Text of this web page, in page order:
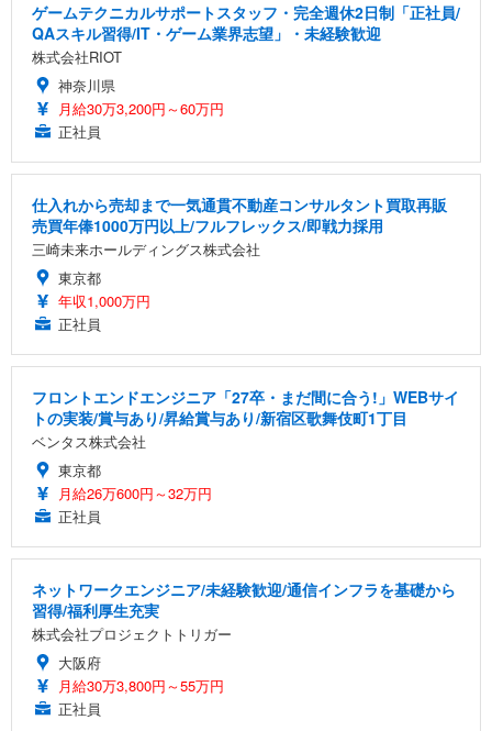
ゲームテクニカルサポートスタッフ・完全週休2日制「正社員/
QAスキル習得/IT・ゲーム業界志望」・未経験歓迎
株式会社RIOT
神奈川県
月給30万3,200円～60万円
正社員
仕入れから売却まで一気通貫不動産コンサルタント買取再販
売買年俸1000万円以上/フルフレックス/即戦力採用
三崎未来ホールディングス株式会社
東京都
年収1,000万円
正社員
フロントエンドエンジニア「27卒・まだ間に合う!」WEBサイ
トの実装/賞与あり/昇給賞与あり/新宿区歌舞伎町1丁目
ベンタス株式会社
東京都
月給26万600円～32万円
正社員
ネットワークエンジニア/未経験歓迎/通信インフラを基礎から
習得/福利厚生充実
株式会社プロジェクトトリガー
大阪府
月給30万3,800円～55万円
正社員